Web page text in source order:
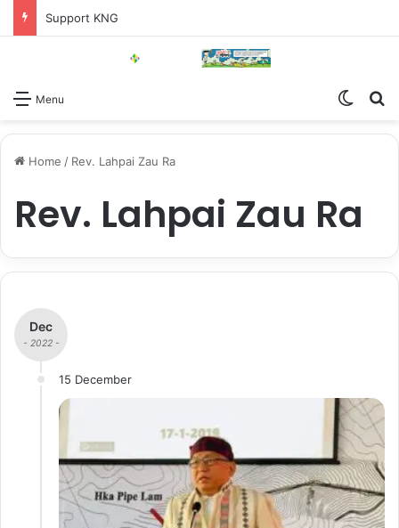
Support KNG
Menu
Home / Rev. Lahpai Zau Ra
Rev. Lahpai Zau Ra
Dec
- 2022 -
15 December